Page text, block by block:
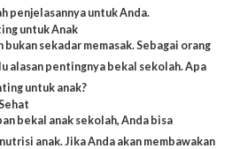
penjelasannya untuk Anda.
untuk Anak
sekadar memasak. Sebagai orang
alasan pentingnya bekal sekolah. Apa
untuk anak?
bekal anak sekolah, Anda bisa
anak. Jika Anda akan membawakan